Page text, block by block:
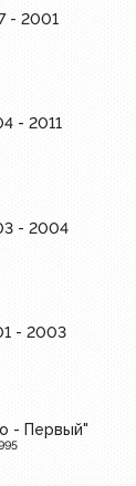
- 2001
- 2011
- 2004
- 2003
- Первый"